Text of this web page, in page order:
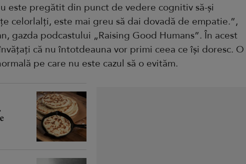
este pregătit din punct de vedere cognitiv să-și
celorlalți, este mai greu să dai dovadă de empatie.”,
gazda podcastului „Raising Good Humans”. În acest
că nu întotdeauna vor primi ceea ce își doresc. O
pe care nu este cazul să o evităm.